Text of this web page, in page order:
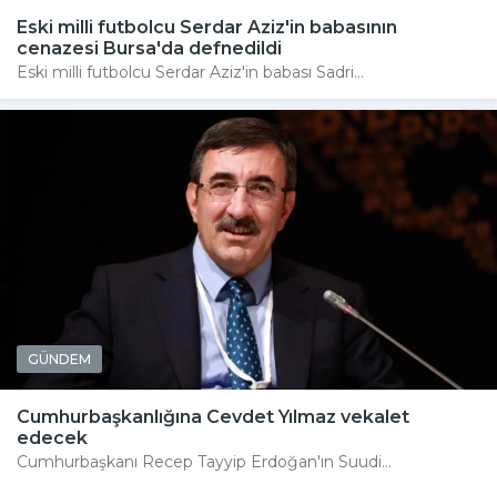
Eski milli futbolcu Serdar Aziz'in babasının
cenazesi Bursa'da defnedildi
Eski milli futbolcu Serdar Aziz'in babası Sadri...
GÜNDEM
Cumhurbaşkanlığına Cevdet Yılmaz vekalet
edecek
Cumhurbaşkanı Recep Tayyip Erdoğan'ın Suudi...